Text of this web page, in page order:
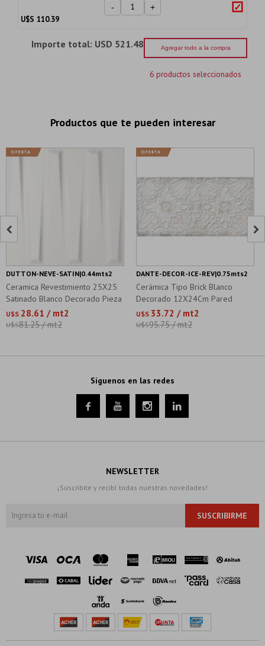
- +
U$S 110.39
Importe total: USD 521.48 Agregar todo a la compra
6 productos seleccionados
Productos que te pueden interesar
Ceramica Revestimiento 25X25
Satinado Blanco Decorado Pieza
U$S 28.61 / mt2
U$S81.25 / mt2
DUTTON-NEVE-SATIN|0.44mts2
Cerámica Tipo Brick Blanco
Decorado 12X24Cm Pared
U$S 33.72 / mt2
U$S95.75 / mt2
DANTE-DECOR-ICE-REV|0.75mts2
 
Síguenos en las redes
   
NEWSLETTER
¡Suscribite y recibí todas nuestras novedades!
SUSCRIBIRME